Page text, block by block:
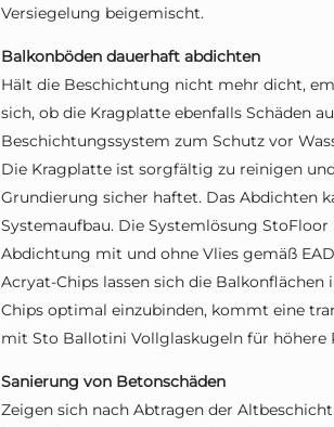
Versiegelung beigemischt.
Balkonböden dauerhaft abdichten
Hält die Beschichtung nicht mehr dicht,
sich, ob die Kragplatte ebenfalls Schäden
Beschichtungssystem zum Schutz vor
Die Kragplatte ist sorgfältig zu reinigen
Grundierung sicher haftet. Das Abdichten
Systemaufbau. Die Systemlösung
Abdichtung mit und ohne Vlies gemäß
Acryat-Chips lassen sich die
Chips optimal einzubinden, kommt eine
mit Sto Ballotini Vollglaskugeln für höhere
Sanierung von Betonschäden
Zeigen sich nach Abtragen der